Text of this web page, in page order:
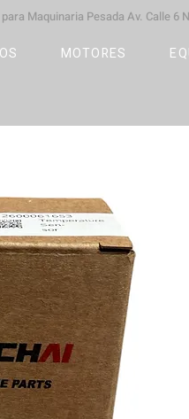
Maquinaria Pesada Av. Calle 6
MOTORES